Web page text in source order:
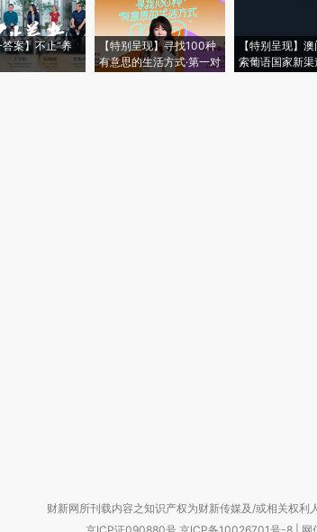
案】不止“养
【特别呈现】寻找100种
有意思的生活方式·第一对
【特别呈现】
索葡语国家新渠
财新网所刊载内容之知识产权为财新传媒及/或相关权利